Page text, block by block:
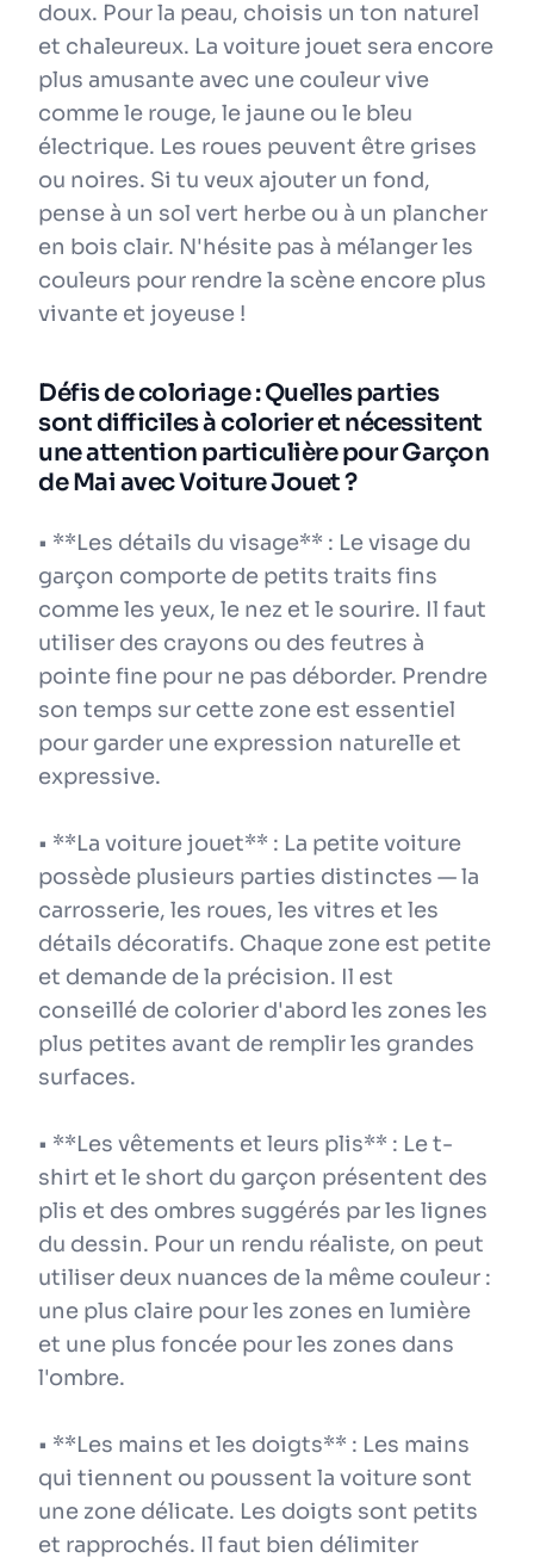
doux. Pour la peau, choisis un ton naturel
et chaleureux. La voiture jouet sera encore
plus amusante avec une couleur vive
comme le rouge, le jaune ou le bleu
électrique. Les roues peuvent être grises
ou noires. Si tu veux ajouter un fond,
pense à un sol vert herbe ou à un plancher
en bois clair. N'hésite pas à mélanger les
couleurs pour rendre la scène encore plus
vivante et joyeuse !
Défis de coloriage : Quelles parties
sont difficiles à colorier et nécessitent
une attention particulière pour Garçon
de Mai avec Voiture Jouet ?
• **Les détails du visage** : Le visage du
garçon comporte de petits traits fins
comme les yeux, le nez et le sourire. Il faut
utiliser des crayons ou des feutres à
pointe fine pour ne pas déborder. Prendre
son temps sur cette zone est essentiel
pour garder une expression naturelle et
expressive.
• **La voiture jouet** : La petite voiture
possède plusieurs parties distinctes — la
carrosserie, les roues, les vitres et les
détails décoratifs. Chaque zone est petite
et demande de la précision. Il est
conseillé de colorier d'abord les zones les
plus petites avant de remplir les grandes
surfaces.
• **Les vêtements et leurs plis** : Le t-
shirt et le short du garçon présentent des
plis et des ombres suggérés par les lignes
du dessin. Pour un rendu réaliste, on peut
utiliser deux nuances de la même couleur :
une plus claire pour les zones en lumière
et une plus foncée pour les zones dans
l'ombre.
• **Les mains et les doigts** : Les mains
qui tiennent ou poussent la voiture sont
une zone délicate. Les doigts sont petits
et rapprochés. Il faut bien délimiter